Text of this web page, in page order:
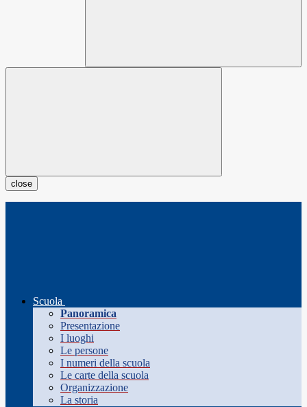
close
Scuola
Panoramica
Presentazione
I luoghi
Le persone
I numeri della scuola
Le carte della scuola
Organizzazione
La storia